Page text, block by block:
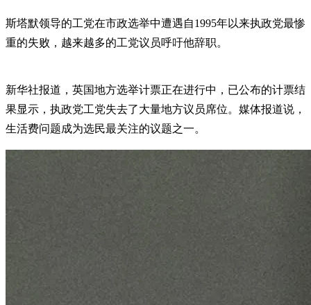
斯塔默领导的工党在市政选举中遭遇自1995年以来执政党最惨
重的失败，越来越多的工党议员呼吁他辞职。
新华社报道，英国地方选举计票正在进行中，已公布的计票结
果显示，执政党工党失去了大量地方议员席位。媒体报道说，
生活费问题成为选民最关注的议题之一。